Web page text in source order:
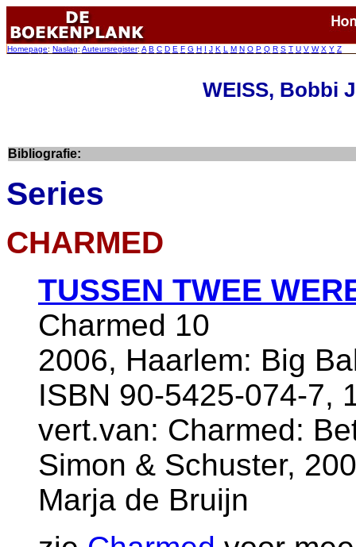
Homepage: Naslag: Auteursregister: A B C D E F G H I J K L M N O P Q R S T U V W X Y Z
WEISS, Bobbi
Bibliografie:
Series
CHARMED
TUSSEN TWEE
Charmed 10
2006, Haarlem: Big
ISBN 90-5425-074-7,
vert.van: Charmed:
Simon & Schuster,
Marja de Bruijn